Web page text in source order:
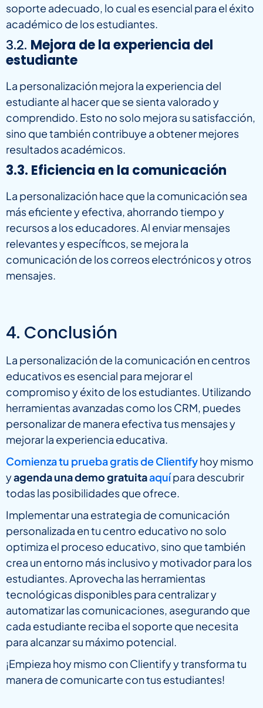
soporte adecuado, lo cual es esencial para el éxito
académico de los estudiantes.
3.2. Mejora de la experiencia del
estudiante
La personalización mejora la experiencia del
estudiante al hacer que se sienta valorado y
comprendido. Esto no solo mejora su satisfacción,
sino que también contribuye a obtener mejores
resultados académicos.
3.3. Eficiencia en la comunicación
La personalización hace que la comunicación sea
más eficiente y efectiva, ahorrando tiempo y
recursos a los educadores. Al enviar mensajes
relevantes y específicos, se mejora la
comunicación de los correos electrónicos y otros
mensajes.
4. Conclusión
La personalización de la comunicación en centros
educativos es esencial para mejorar el
compromiso y éxito de los estudiantes. Utilizando
herramientas avanzadas como los CRM, puedes
personalizar de manera efectiva tus mensajes y
mejorar la experiencia educativa.
Comienza tu prueba gratis de Clientifyhoy mismo
yagenda una demo gratuitaaquípara descubrir
todas las posibilidades que ofrece.
Implementar una estrategia de comunicación
personalizada en tu centro educativo no solo
optimiza el proceso educativo, sino que también
crea un entorno más inclusivo y motivador para los
estudiantes. Aprovecha las herramientas
tecnológicas disponibles para centralizar y
automatizar las comunicaciones, asegurando que
cada estudiante reciba el soporte que necesita
para alcanzar su máximo potencial.
¡Empieza hoy mismo con Clientify y transforma tu
manera de comunicarte con tus estudiantes!